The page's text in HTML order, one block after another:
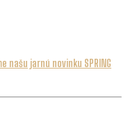
jarnú novinku SPRING